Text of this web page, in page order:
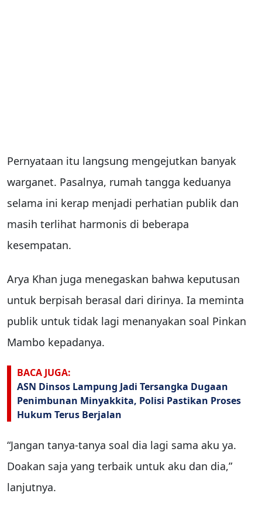
Pernyataan itu langsung mengejutkan banyak
warganet. Pasalnya, rumah tangga keduanya
selama ini kerap menjadi perhatian publik dan
masih terlihat harmonis di beberapa
kesempatan.
Arya Khan juga menegaskan bahwa keputusan
untuk berpisah berasal dari dirinya. Ia meminta
publik untuk tidak lagi menanyakan soal Pinkan
Mambo kepadanya.
BACA JUGA:
ASN Dinsos Lampung Jadi Tersangka Dugaan
Penimbunan Minyakkita, Polisi Pastikan Proses
Hukum Terus Berjalan
“Jangan tanya-tanya soal dia lagi sama aku ya.
Doakan saja yang terbaik untuk aku dan dia,”
lanjutnya.